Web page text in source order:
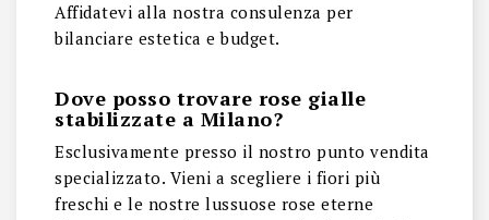
Affidatevi alla nostra consulenza per
bilanciare estetica e budget.
Dove posso trovare rose gialle
stabilizzate a Milano?
Esclusivamente presso il nostro punto vendita
specializzato. Vieni a scegliere i fiori più
freschi e le nostre lussuose rose eterne